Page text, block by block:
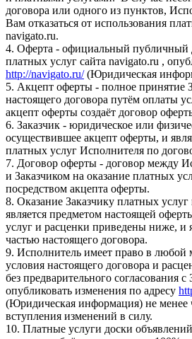
договора или одного из пунктов,
Вам отказаться от использования
navigato.ru.
4. Оферта - официальный публичный
платных услуг сайта navigato.ru ,
http://navigato.ru/(Юридическая
5. Акцепт оферты - полное принятие
настоящего договора путём оплаты
акцепт оферты создаёт договор
6. Заказчик - юридическое или
осуществившее акцепт оферты, и
платных услуг Исполнителя по
7. Договор оферты - договор между
и Заказчиком на оказание платных
посредством акцепта оферты.
8. Оказание Заказчику платных услуг
является предметом настоящей
услуг и расценки приведены ниже, и
частью настоящего договора.
9. Исполнитель имеет право в любой
условия настоящего договора и
без предварительного согласования с
опубликовать изменения по адресу
(Юридическая информация) не менее
вступления изменений в силу.
10. Платные услуги доски